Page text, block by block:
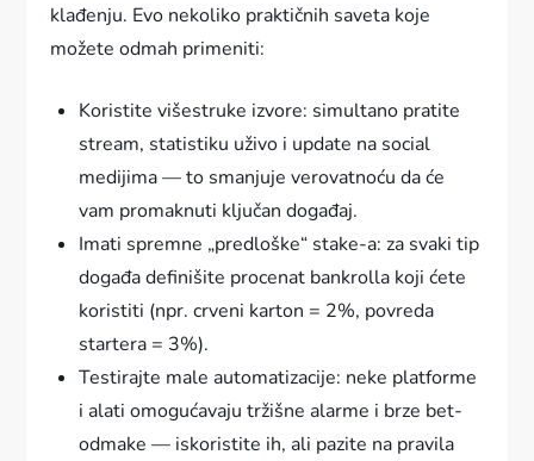
klađenju. Evo nekoliko praktičnih saveta koje
možete odmah primeniti:
Koristite višestruke izvore: simultano pratite
stream, statistiku uživo i update na social
medijima — to smanjuje verovatnoću da će
vam promaknuti ključan događaj.
Imati spremne „predloške“ stake-a: za svaki tip
događa definišite procenat bankrolla koji ćete
koristiti (npr. crveni karton = 2%, povreda
startera = 3%).
Testirajte male automatizacije: neke platforme
i alati omogućavaju tržišne alarme i brze bet-
odmake — iskoristite ih, ali pazite na pravila